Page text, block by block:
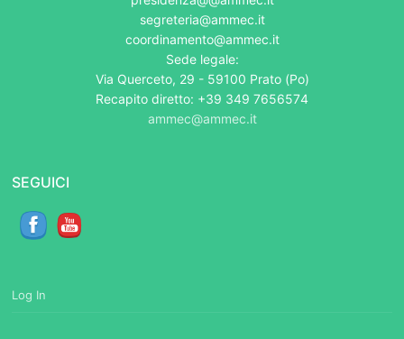
segreteria@ammec.it
coordinamento@ammec.it
Sede legale:
Via Querceto, 29 - 59100 Prato (Po)
Recapito diretto: +39 349 7656574
ammec@ammec.it
SEGUICI
Log In